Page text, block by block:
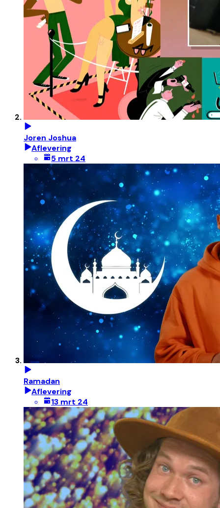
Joren Joshua
Aflevering
5 mrt 24
Ramadan
Aflevering
13 mrt 24